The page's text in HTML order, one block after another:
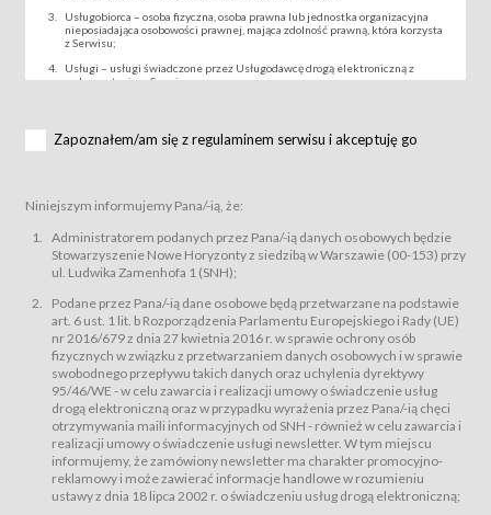
Usługobiorca – osoba fizyczna, osoba prawna lub jednostka organizacyjna
nieposiadająca osobowości prawnej, mająca zdolność prawną, która korzysta
z Serwisu;
Usługi – usługi świadczone przez Usługodawcę drogą elektroniczną z
wykorzystaniem Serwisu;
za pośrednictwem Serwisu;
podmiotom z branży mediów i filmowej (Akredytacje);
Bilety – wybrane dokumenty potwierdzające zawarcie umowy z
Usługodawcą i uprawniające do wzięcia udziału w Wydarzeniu,
przewidziane przez Usługodawcę dla danego Wydarzenia, tj. uprawniające
do uczestnictwa w wielu albo w pojedynczych seansach filmowych,
Sklep – sklep internetowy prowadzony przez Usługodawcę w Serwisie;
Regulamin – niniejszy regulamin.
§ 2
Postanowienia ogólne
Regulamin określa zasady:
świadczenia Usługobiorcom Usług przez Usługodawcę, z
zastrzeżeniem usług, o których mowa w ust. 2 pkt. 4 i 5 poniżej, których
zasady świadczenia precyzują odrębne regulaminy,
przetwarzania przez Usługodawcę danych osobowych Usługobiorców
będących osobami fizycznymi.
Zapoznałem/am się z regulaminem serwisu i akceptuję go
Niniejszym informujemy Pana/-ią, że:
Administratorem podanych przez Pana/-ią danych osobowych będzie
Stowarzyszenie Nowe Horyzonty z siedzibą w Warszawie (00-153) przy
ul. Ludwika Zamenhofa 1 (SNH);
Podane przez Pana/-ią dane osobowe będą przetwarzane na podstawie
art. 6 ust. 1 lit. b Rozporządzenia Parlamentu Europejskiego i Rady (UE)
nr 2016/679 z dnia 27 kwietnia 2016 r. w sprawie ochrony osób
fizycznych w związku z przetwarzaniem danych osobowych i w sprawie
swobodnego przepływu takich danych oraz uchylenia dyrektywy
95/46/WE - w celu zawarcia i realizacji umowy o świadczenie usług
drogą elektroniczną oraz w przypadku wyrażenia przez Pana/-ią chęci
otrzymywania maili informacyjnych od SNH - również w celu zawarcia i
realizacji umowy o świadczenie usługi newsletter. W tym miejscu
informujemy, że zamówiony newsletter ma charakter promocyjno-
reklamowy i może zawierać informacje handlowe w rozumieniu
ustawy z dnia 18 lipca 2002 r. o świadczeniu usług drogą elektroniczną;